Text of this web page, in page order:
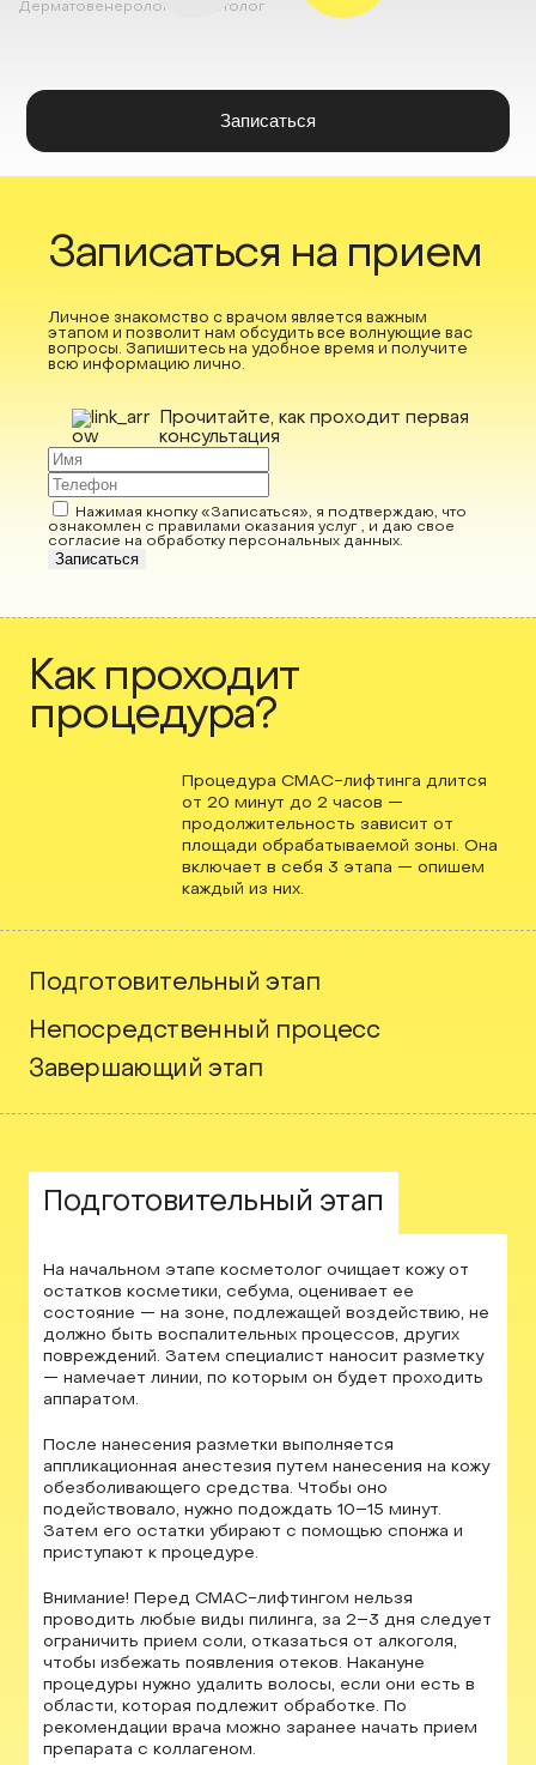
Дерматовенеролог Косметолог
Записаться
Записаться на прием
Личное знакомство с врачом является важным
этапом и позволит нам обсудить все волнующие вас
вопросы. Запишитесь на удобное время и получите
всю информацию лично.
Прочитайте, как проходит первая
консультация
Нажимая кнопку «Записаться», я подтверждаю, что
ознакомлен с правилами оказания услуг , и даю свое
согласие на обработку персональных данных.
Записаться
Как проходит
процедура?
Процедура СМАС-лифтинга длится
от 20 минут до 2 часов —
продолжительность зависит от
площади обрабатываемой зоны. Она
включает в себя 3 этапа — опишем
каждый из них.
Подготовительный этап
Непосредственный процесс
Завершающий этап
01
Подготовительный этап
На начальном этапе косметолог очищает кожу от
остатков косметики, себума, оценивает ее
состояние — на зоне, подлежащей воздействию, не
должно быть воспалительных процессов, других
повреждений. Затем специалист наносит разметку
— намечает линии, по которым он будет проходить
аппаратом.
После нанесения разметки выполняется
аппликационная анестезия путем нанесения на кожу
обезболивающего средства. Чтобы оно
подействовало, нужно подождать 10–15 минут.
Затем его остатки убирают с помощью спонжа и
приступают к процедуре.
Внимание! Перед СМАС-лифтингом нельзя
проводить любые виды пилинга, за 2–3 дня следует
ограничить прием соли, отказаться от алкоголя,
чтобы избежать появления отеков. Накануне
процедуры нужно удалить волосы, если они есть в
области, которая подлежит обработке. По
рекомендации врача можно заранее начать прием
препарата с коллагеном.